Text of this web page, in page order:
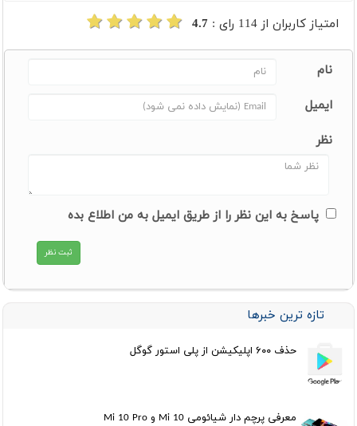
امتیاز کاربران از 114 رای : 4.7
نام
ایمیل
نظر
پاسخ به این نظر را از طریق ایمیل به من اطلاع بده
تازه ترین خبرها
حذف ۶۰۰ اپلیکیشن از پلی استور گوگل
معرفی پرچم دار شیائومی Mi 10 و Mi 10 Pro